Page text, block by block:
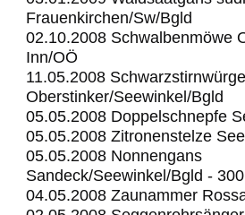
Frauenkirchen/Sw/Bgld
02.10.2008 Schwalbenmöwe
Inn/OÖ
11.05.2008
Oberstinker/Seewinkel/Bgld
05.05.2008 Doppelschnepfe
05.05.2008 Zitronenstelze
05.05.2008 Nonnengans
Sandeck/Seewinkel/Bgld -
04.05.2008 Zaunammer